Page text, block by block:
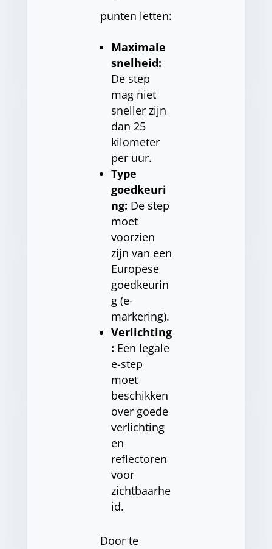
punten letten:
Maximale
snelheid:
De step
mag niet
sneller zijn
dan 25
kilometer
per uur.
Type
goedkeuri
ng: De step
moet
voorzien
zijn van een
Europese
goedkeurin
g (e-
markering).
Verlichting
: Een legale
e-step
moet
beschikken
over goede
verlichting
en
reflectoren
voor
zichtbaarhe
id.
Door te